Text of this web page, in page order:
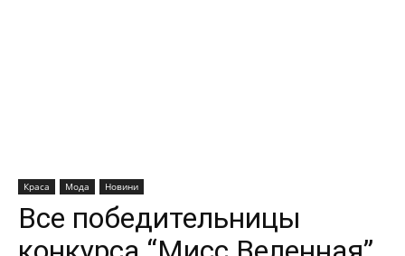
Краса Мода Новини
Все победительницы